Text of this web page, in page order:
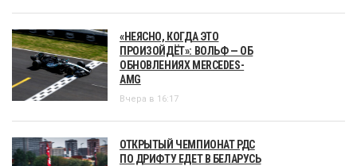
«НЕЯСНО, КОГДА ЭТО
ПРОИЗОЙДЁТ»: ВОЛЬФ — ОБ
ОБНОВЛЕНИЯХ MERCEDES-
AMG
Вчера в 16:17
ОТКРЫТЫЙ ЧЕМПИОНАТ РДС
ПО ДРИФТУ ЕДЕТ В БЕЛАРУСЬ